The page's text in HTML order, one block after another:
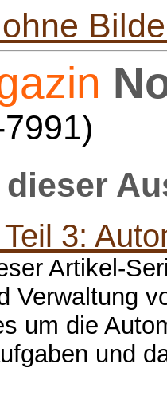
3:
Artikel-
Verwaltung
um die
und